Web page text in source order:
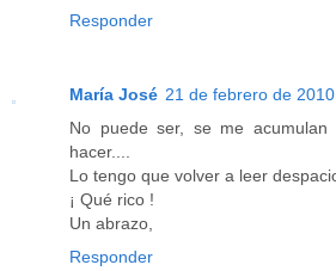
Responder
María José 21 de febrero de
No puede ser, se me
hacer....
Lo tengo que volver a leer
¡ Qué rico !
Un abrazo,
Responder